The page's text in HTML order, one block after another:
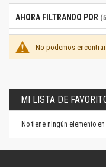
No podemos
AHORA FILTRANDO POR
MI LISTA DE
No tiene ningún elemento